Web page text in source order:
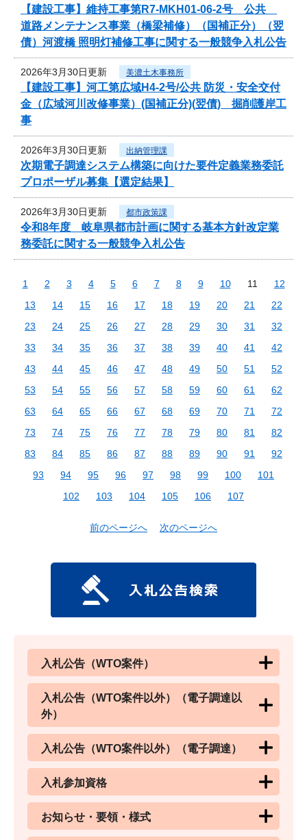
【建設工事】維持工事第R7-MKH01-06-2号 公共
道路メンテナンス事業（橋梁補修）（国補正分）（翌
債）河渡橋 照明灯補修工事に関する一般競争入札公告
2026年3月30日更新 美濃土木事務所
【建設工事】河工第広域H4-2号/公共 防災・安全交付
金（広域河川改修事業）(国補正分)(翌債) 掘削護岸工
事
2026年3月30日更新 出納管理課
次期電子調達システム構築に向けた要件定義業務委託
プロポーザル募集【選定結果】
2026年3月30日更新 都市政策課
令和8年度 岐阜県都市計画に関する基本方針改定業
務委託に関する一般競争入札公告
1 2 3 4 5 6 7 8 9 10 11
12
13
14 15 16 17 18 19 20 21
22
23
24 25 26 27 28 29 30 31
32
33
34 35 36 37 38 39 40 41
42
43
44 45 46 47 48 49 50 51
52
53
54 55 56 57 58 59 60 61
62
63
64 65 66 67 68 69 70 71
72
73
74 75 76 77 78 79 80 81
82
83
84 85 86 87 88 89 90 91
92
93
94 95 96 97 98 99 100
101
102
103 104 105 106 107
前のページへ 次のページへ
入札公告（WTO案件）
入札公告（WTO案件以外）（電子調達以
外）
入札公告（WTO案件以外）（電子調達）
入札参加資格
お知らせ・要領・様式